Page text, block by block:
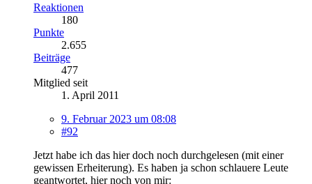
Reaktionen
180
Punkte
2.655
Beiträge
477
Mitglied seit
1. April 2011
9. Februar 2023 um 08:08
#92
Jetzt habe ich das hier doch noch durchgelesen (mit einer
gewissen Erheiterung). Es haben ja schon schlauere Leute
geantwortet, hier noch von mir: